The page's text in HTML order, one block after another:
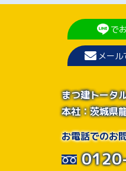
で
メール
まつ建トータ
本社：茨城県
お電話でのお